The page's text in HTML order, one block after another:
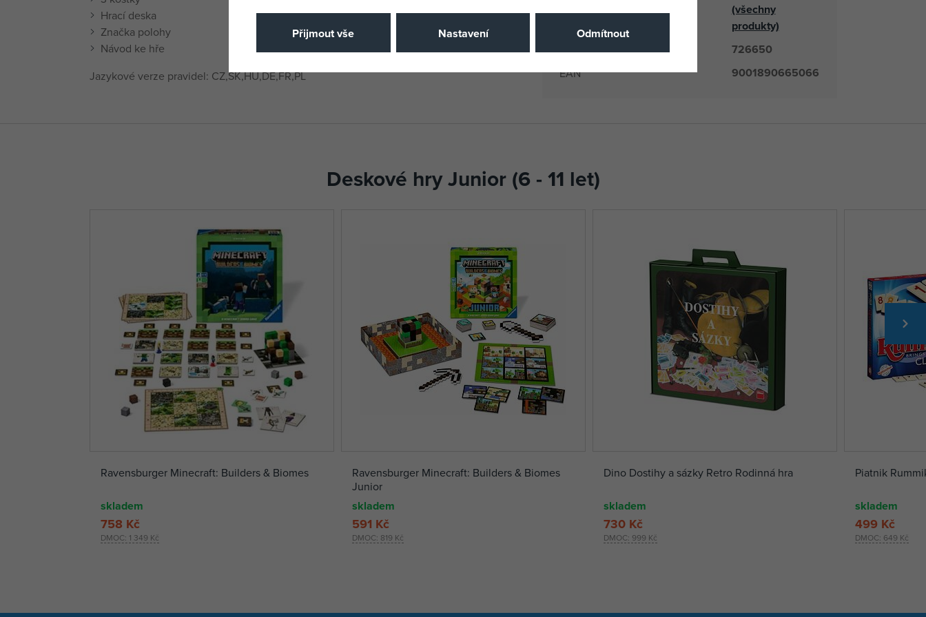
Hrací deska
Značka polohy
Návod ke hře
Jazykové verze pravidel: CZ,SK,HU,DE,FR,PL
Výrobce / Dodavatel
(všechny
produkty)
Katalogové číslo 726650
EAN 9001890665066
Deskové hry Junior (6 - 11 let)
Ravensburger Minecraft: Builders & Biomes
skladem
DMOC: 1 349 Kč
758 Kč
Ravensburger Minecraft: Builders & Biomes
Junior
skladem
DMOC: 819 Kč
591 Kč
Dino Dostihy a sázky Retro Rodinná hra
skladem
DMOC: 999 Kč
730 Kč
Piatnik
skladem
DMOC: 649 Kč
499 Kč
Přijmout vše Nastavení Odmítnout